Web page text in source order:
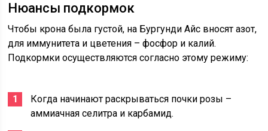
Нюансы подкормок
Чтобы крона была густой, на Бургунди Айс вносят азот,
для иммунитета и цветения – фосфор и калий.
Подкормки осуществляются согласно этому режиму:
Когда начинают раскрываться почки розы –
аммиачная селитра и карбамид.